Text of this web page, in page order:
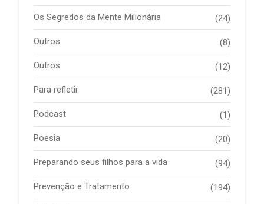
Os Segredos da Mente Milionária (24)
Outros (8)
Outros (12)
Para refletir (281)
Podcast (1)
Poesia (20)
Preparando seus filhos para a vida (94)
Prevenção e Tratamento (194)